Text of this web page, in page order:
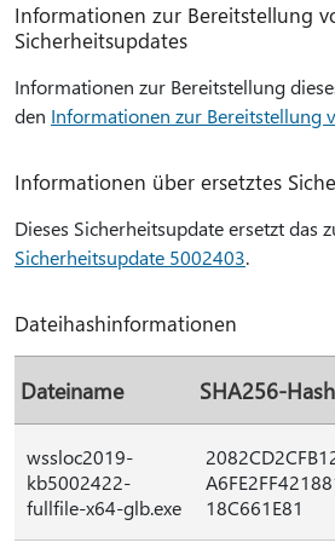
Informationen zur Bereitstellung
Sicherheitsupdates
Informationen zur Bereitstellung
den Informationen zur Bereitstellung
Informationen über ersetztes
Dieses Sicherheitsupdate ersetzt das
Sicherheitsupdate 5002403.
Dateihashinformationen
Dateiname SHA256-Hash
wssloc2019-
kb5002422-
fullfile-x64-glb.exe
18C661E81